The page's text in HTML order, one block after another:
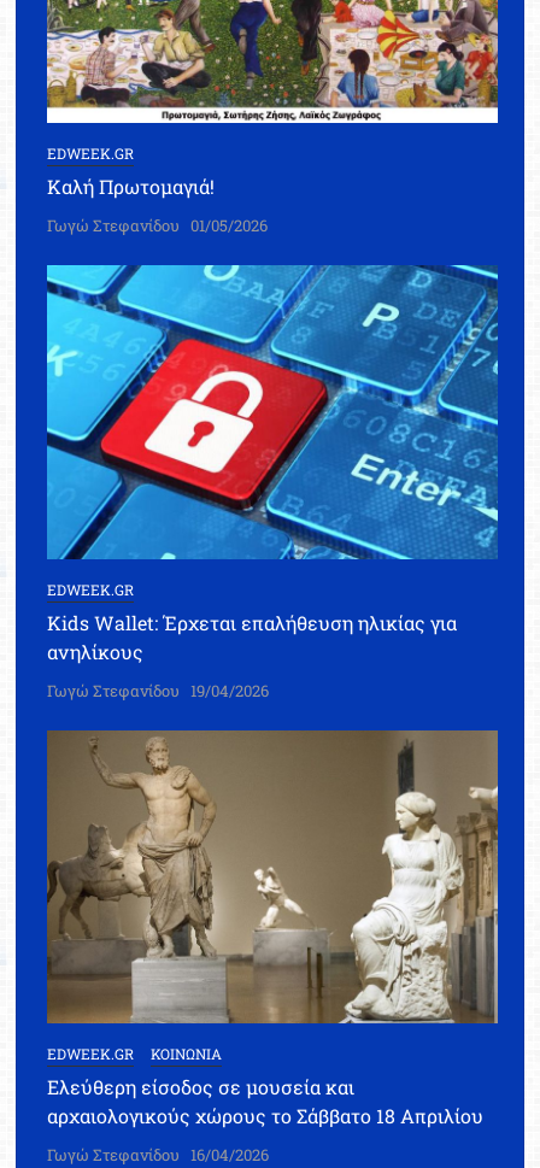
EDWEEK.GR
Καλή Πρωτομαγιά!
Γωγώ Στεφανίδου 01/05/2026
EDWEEK.GR
Kids Wallet: Έρχεται επαλήθευση ηλικίας για
ανηλίκους
Γωγώ Στεφανίδου 19/04/2026
EDWEEK.GR ΚΟΙΝΩΝΙΑ
Ελεύθερη είσοδος σε μουσεία και
αρχαιολογικούς χώρους το Σάββατο 18 Απριλίου
Γωγώ Στεφανίδου 16/04/2026